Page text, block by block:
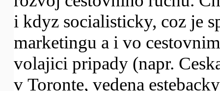
i kdyz socialisticky, coz je
marketingu a i vo
volajici pripady (napr.
v Toronte, vedena